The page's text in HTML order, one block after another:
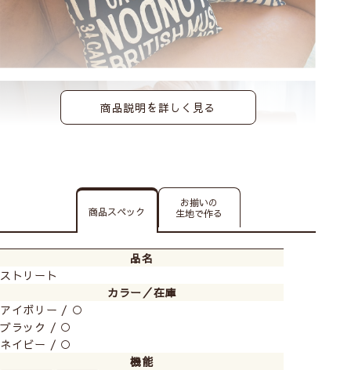
商品説明を詳しく見る
商品スペック
お揃いの
生地で作る
品名
ストリート
カラー／在庫
アイボリー / ○
ブラック / ○
ネイビー / ○
機能